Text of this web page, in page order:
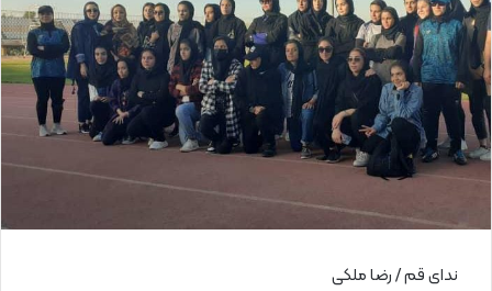
م
ی
ل
ندای قم / رضا ملکی